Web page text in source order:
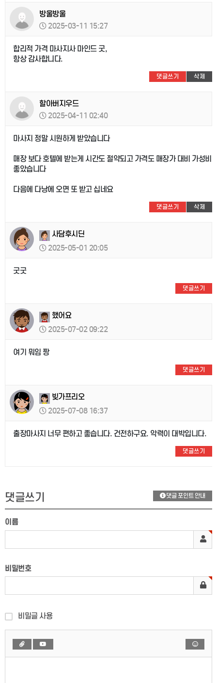
방울방울
2025-03-11 15:27
합리적 가격 마사지사 마인드 굿,
항상 감사합니다.
댓글쓰기 삭제
할아버지우드
2025-04-11 02:40
마사지 정말 시원하게 받았습니다
매장 보다 호텔에 받는게 시간도 절약되고 가격도 매장가 대비 가성비
좋았습니다
다음에 다낭에 오면 또 받고 십네요
댓글쓰기 삭제
사담후시딘
2025-05-01 20:05
굿굿
댓글쓰기
했어요
2025-07-02 09:22
여기 뭐임 짱
댓글쓰기
빚가프리오
2025-07-08 16:37
출장마사지 너무 편하고 좋습니다. 건전하구요. 악력이 대박입니다.
댓글쓰기
댓글쓰기 댓글 포인트 안내
이름
비밀번호
비밀글 사용